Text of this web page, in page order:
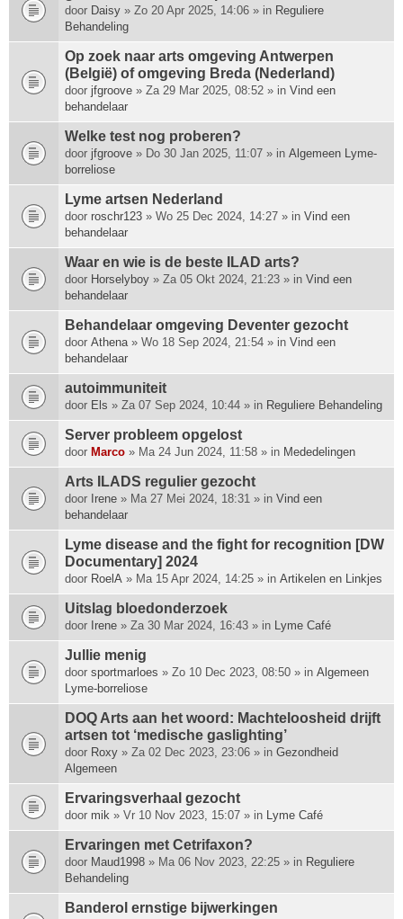
door Daisy » Zo 20 Apr 2025, 14:06 » in Reguliere
Behandeling
Op zoek naar arts omgeving Antwerpen
(België) of omgeving Breda (Nederland)
door jfgroove » Za 29 Mar 2025, 08:52 » in Vind een
behandelaar
Welke test nog proberen?
door jfgroove » Do 30 Jan 2025, 11:07 » in Algemeen Lyme-
borreliose
Lyme artsen Nederland
door roschr123 » Wo 25 Dec 2024, 14:27 » in Vind een
behandelaar
Waar en wie is de beste ILAD arts?
door Horselyboy » Za 05 Okt 2024, 21:23 » in Vind een
behandelaar
Behandelaar omgeving Deventer gezocht
door Athena » Wo 18 Sep 2024, 21:54 » in Vind een
behandelaar
autoimmuniteit
door Els » Za 07 Sep 2024, 10:44 » in Reguliere Behandeling
Server probleem opgelost
door Marco » Ma 24 Jun 2024, 11:58 » in Mededelingen
Arts ILADS regulier gezocht
door Irene » Ma 27 Mei 2024, 18:31 » in Vind een
behandelaar
Lyme disease and the fight for recognition [DW
Documentary] 2024
door RoelA » Ma 15 Apr 2024, 14:25 » in Artikelen en Linkjes
Uitslag bloedonderzoek
door Irene » Za 30 Mar 2024, 16:43 » in Lyme Café
Jullie menig
door sportmarloes » Zo 10 Dec 2023, 08:50 » in Algemeen
Lyme-borreliose
DOQ Arts aan het woord: Machte­loosheid drijft
artsen tot ‘medische gas­lighting’
door Roxy » Za 02 Dec 2023, 23:06 » in Gezondheid
Algemeen
Ervaringsverhaal gezocht
door mik » Vr 10 Nov 2023, 15:07 » in Lyme Café
Ervaringen met Cetrifaxon?
door Maud1998 » Ma 06 Nov 2023, 22:25 » in Reguliere
Behandeling
Banderol ernstige bijwerkingen